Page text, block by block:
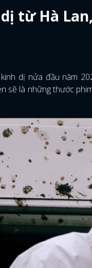
từ Hà
dị nửa đầu năm
sẽ là những thước